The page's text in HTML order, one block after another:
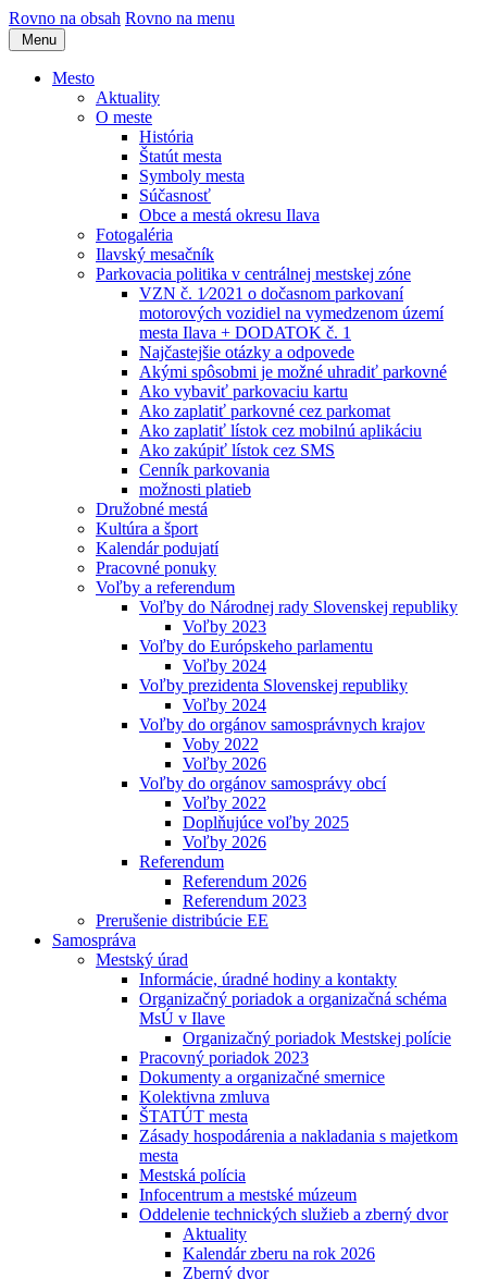
Rovno na obsah Rovno na menu
Menu
Mesto
Aktuality
O meste
História
Štatút mesta
Symboly mesta
Súčasnosť
Obce a mestá okresu Ilava
Fotogaléria
Ilavský mesačník
Parkovacia politika v centrálnej mestskej zóne
VZN č. 1⁄2021 o dočasnom parkovaní
motorových vozidiel na vymedzenom území
mesta Ilava + DODATOK č. 1
Najčastejšie otázky a odpovede
Akými spôsobmi je možné uhradiť parkovné
Ako vybaviť parkovaciu kartu
Ako zaplatiť parkovné cez parkomat
Ako zaplatiť lístok cez mobilnú aplikáciu
Ako zakúpiť lístok cez SMS
Cenník parkovania
možnosti platieb
Družobné mestá
Kultúra a šport
Kalendár podujatí
Pracovné ponuky
Voľby a referendum
Voľby do Národnej rady Slovenskej republiky
Voľby 2023
Voľby do Európskeho parlamentu
Voľby 2024
Voľby prezidenta Slovenskej republiky
Voľby 2024
Voľby do orgánov samosprávnych krajov
Voby 2022
Voľby 2026
Voľby do orgánov samosprávy obcí
Voľby 2022
Doplňujúce voľby 2025
Voľby 2026
Referendum
Referendum 2026
Referendum 2023
Prerušenie distribúcie EE
Samospráva
Mestský úrad
Informácie, úradné hodiny a kontakty
Organizačný poriadok a organizačná schéma
MsÚ v Ilave
Organizačný poriadok Mestskej polície
Pracovný poriadok 2023
Dokumenty a organizačné smernice
Kolektivna zmluva
ŠTATÚT mesta
Zásady hospodárenia a nakladania s majetkom
mesta
Mestská polícia
Infocentrum a mestské múzeum
Oddelenie technických služieb a zberný dvor
Aktuality
Kalendár zberu na rok 2026
Zberný dvor